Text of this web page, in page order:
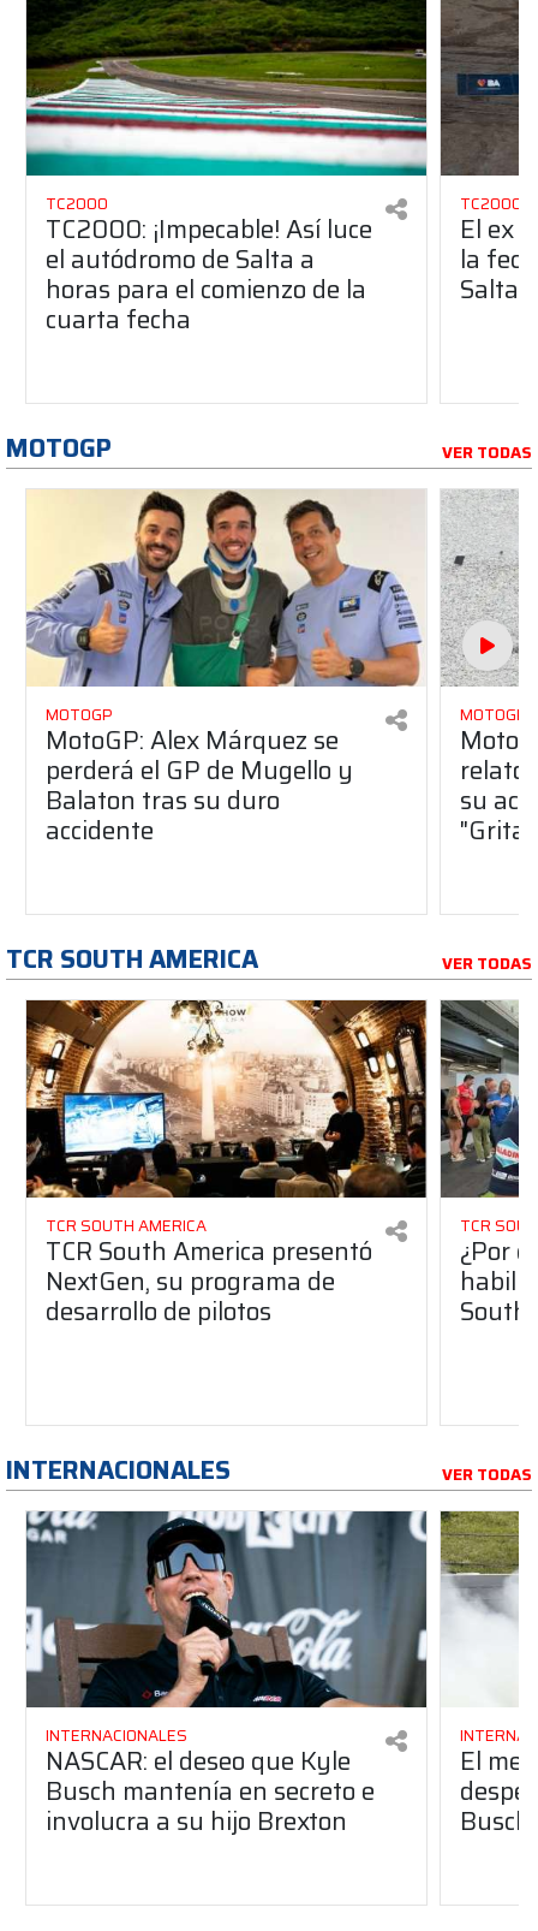
TC2000
TC2000: ¡Impecable! Así luce
el autódromo de Salta a
horas para el comienzo de la
cuarta fecha
TC2000
El ex
la
Salta
MOTOGP VER TODAS
MOTOGP
MotoGP: Alex Márquez se
perderá el GP de Mugello y
Balaton tras su duro
accidente
MOTOGP
relato
su
TCR SOUTH AMERICA VER TODAS
TCR SOUTH AMERICA
TCR South America presentó
NextGen, su programa de
desarrollo de pilotos
TCR
¿Por
South
INTERNACIONALES VER TODAS
INTERNACIONALES
NASCAR: el deseo que Kyle
Busch mantenía en secreto e
involucra a su hijo Brexton
El
Busch